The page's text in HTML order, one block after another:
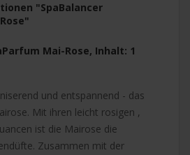
"SpaBalancer
Mai-Rose, Inhalt: 1
und entspannend - das
Mit ihren leicht rosigen ,
ist die Mairose die
Zusammen mit der